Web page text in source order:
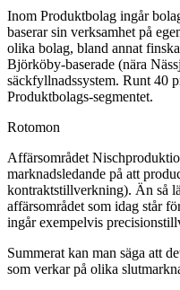
Inom Produktbolag ingår
baserar sin verksamhet på
olika bolag, bland annat
Björköby-baserade (nära
säckfyllnadssystem. Runt 40
Produktbolags-segmentet.
Rotomon
Affärsområdet
marknadsledande på att
kontraktstillverkning). Än så
affärsområdet som idag står
ingår exempelvis
Summerat kan man säga att
som verkar på olika